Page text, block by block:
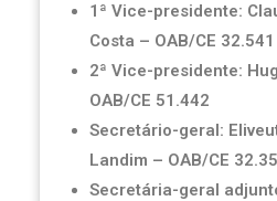
1ª Vice-presidente:
Costa – OAB/CE 32.541
2ª Vice-presidente:
OAB/CE 51.442
Secretário-geral:
Landim – OAB/CE
Secretária-geral